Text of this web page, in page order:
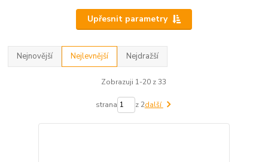
Upřesnit parametry
Nejnovější Nejlevnější Nejdražší
Zobrazuji 1-20 z 33
strana z 2další